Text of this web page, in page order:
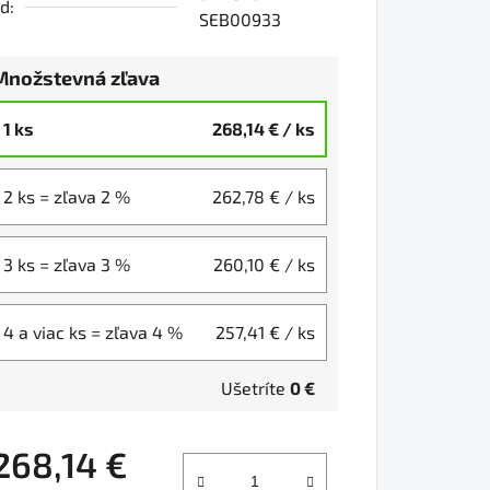
SEB00933
zľava
1 ks 268,14 € / ks
2 ks = zľava 2 % 262,78 € / ks
3 ks = zľava 3 % 260,10 € / ks
4 a viac ks = zľava 4 % 257,41 € / ks
Ušetríte 0 €
€